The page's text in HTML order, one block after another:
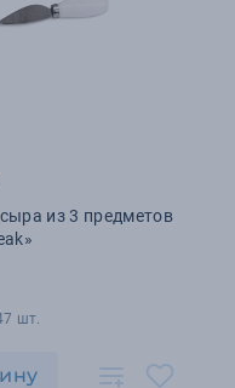
из 3 предметов
шт.